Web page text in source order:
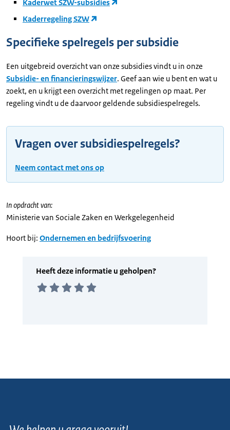
Kaderwet SZW-subsidies
Kaderregeling SZW
Specifieke spelregels per subsidie
Een uitgebreid overzicht van onze subsidies vindt u in onze
Subsidie- en financieringswijzer. Geef aan wie u bent en wat u
zoekt, en u krijgt een overzicht met regelingen op maat. Per
regeling vindt u de daarvoor geldende subsidiespelregels.
Vragen over subsidiespelregels?
Neem contact met ons op
In opdracht van:
Ministerie van Sociale Zaken en Werkgelegenheid
Hoort bij: Ondernemen en bedrijfsvoering